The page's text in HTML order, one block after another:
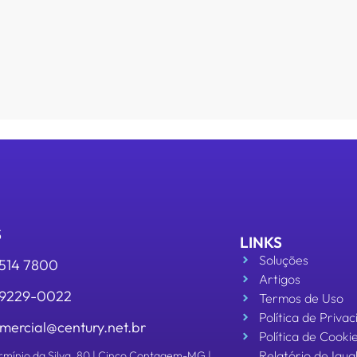
7800
0022
LINKS
Soluções
Artigos
Termos de Uso
Política de
Política de